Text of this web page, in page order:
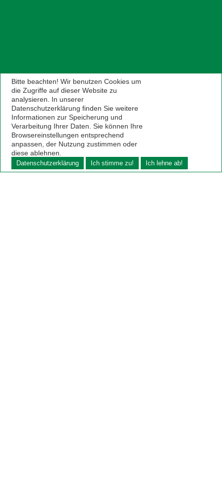
Bitte beachten! Wir benutzen Cookies um
die Zugriffe auf dieser Website zu
analysieren. In unserer
Datenschutzerklärung finden Sie weitere
Informationen zur Speicherung und
Verarbeitung Ihrer Daten. Sie können Ihre
Browsereinstellungen entsprechend
anpassen, der Nutzung zustimmen oder
diese ablehnen.
Datenschutzerklärung Ich stimme zu! Ich lehne ab!